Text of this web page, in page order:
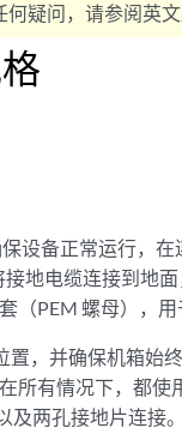
疑问，请参阅英
设备正常运行，
地电缆连接到地
（PEM 螺母），
，并确保机箱始
所有情况下，都使
及两孔接地片连接